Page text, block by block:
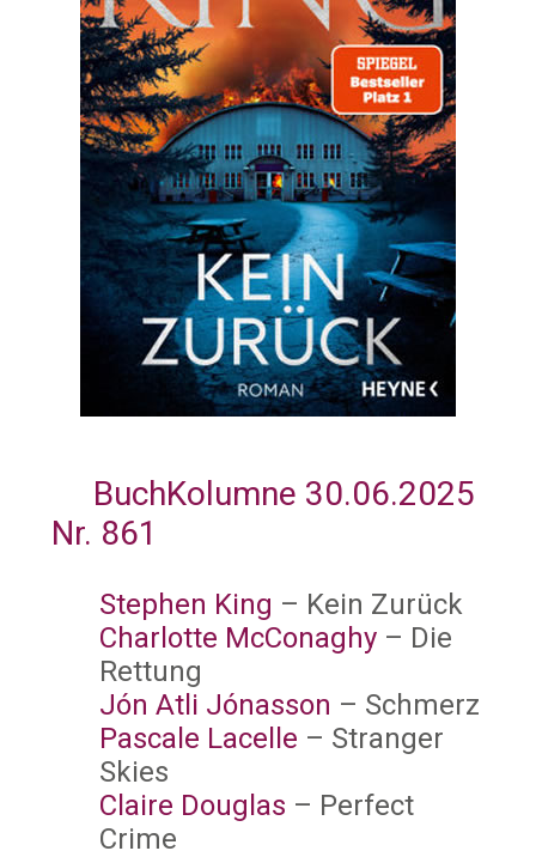
BuchKolumne 30.06.2025
Nr. 861
Stephen King – Kein Zurück
Charlotte McConaghy – Die
Rettung
Jón Atli Jónasson – Schmerz
Pascale Lacelle – Stranger
Skies
Claire Douglas – Perfect
Crime